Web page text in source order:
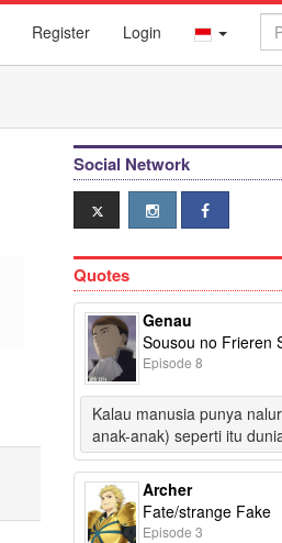
Register Login
Social Network
Quotes
Genau
Sousou no Frieren
Episode 8
Kalau manusia punya
anak-anak) seperti itu
Archer
Fate/strange Fake
Episode 3